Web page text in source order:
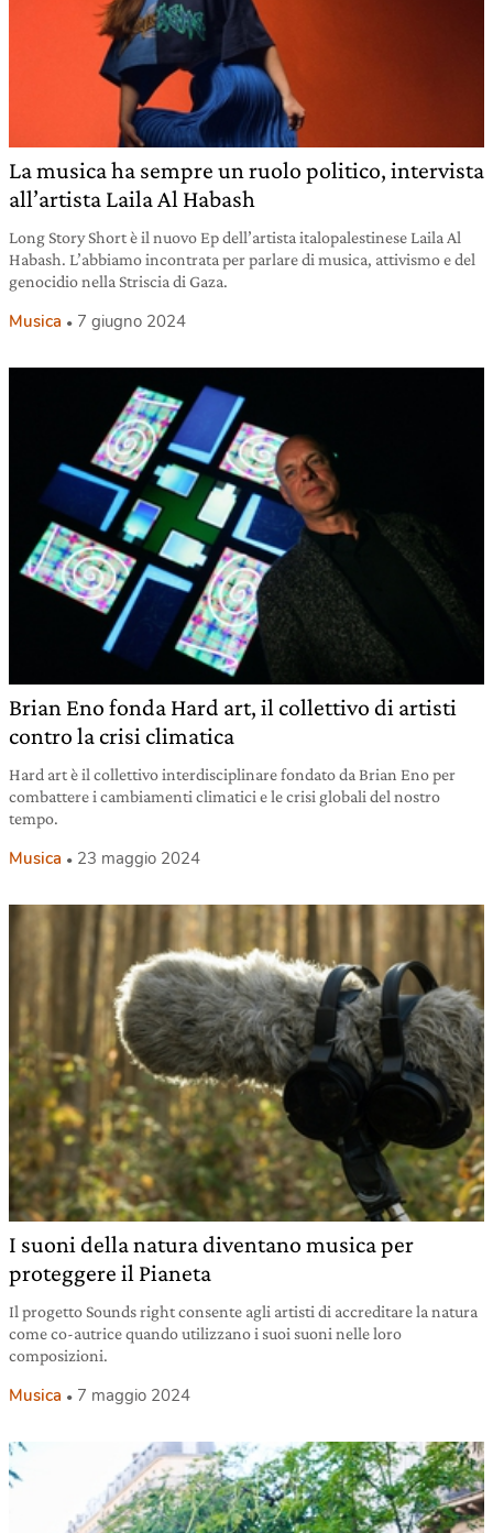
La musica ha sempre un ruolo politico, intervista
all’artista Laila Al Habash
Long Story Short è il nuovo Ep dell’artista italopalestinese Laila Al
Habash. L’abbiamo incontrata per parlare di musica, attivismo e del
genocidio nella Striscia di Gaza.
Musica 7 giugno 2024
Brian Eno fonda Hard art, il collettivo di artisti
contro la crisi climatica
Hard art è il collettivo interdisciplinare fondato da Brian Eno per
combattere i cambiamenti climatici e le crisi globali del nostro
tempo.
Musica 23 maggio 2024
I suoni della natura diventano musica per
proteggere il Pianeta
Il progetto Sounds right consente agli artisti di accreditare la natura
come co-autrice quando utilizzano i suoi suoni nelle loro
composizioni.
Musica 7 maggio 2024